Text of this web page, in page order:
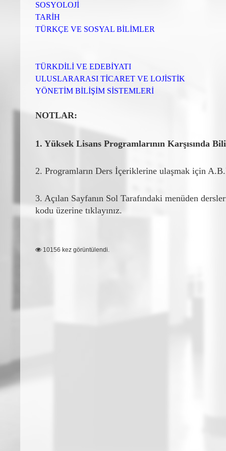
SOSYOLOJİ
TARİH
TÜRKÇE VE SOSYAL BİLİMLER
TÜRKDİLİ VE EDEBİYATI
ULUSLARARASI TİCARET VE LOJİSTİK
YÖNETİM BİLİŞİM SİSTEMLERİ
NOTLAR:
1. Yüksek Lisans Programlarının Karşısında
2. Programların Ders İçeriklerine ulaşmak için
3. Açılan Sayfanın Sol Tarafındaki menüden
kodu üzerine tıklayınız.
10156 kez görüntülendi.